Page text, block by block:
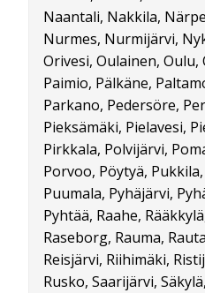
Naantali, Nakkila,
Nurmes, Nurmijärvi,
Orivesi, Oulainen,
Paimio, Pälkäne,
Parkano, Pedersöre,
Pieksämäki, Pielavesi,
Pirkkala, Polvijärvi,
Porvoo, Pöytyä,
Puumala, Pyhäjärvi,
Pyhtää, Raahe,
Raseborg, Rauma,
Reisjärvi, Riihimäki,
Rusko, Saarijärvi,